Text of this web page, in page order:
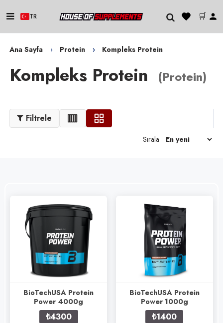
TR 🛒
Ana Sayfa Protein Kompleks Protein
Kompleks Protein (Protein)
Filtrele
Sırala
BioTechUSA Protein
Power 4000g
₺4300
BioTechUSA Protein
Power 1000g
₺1400